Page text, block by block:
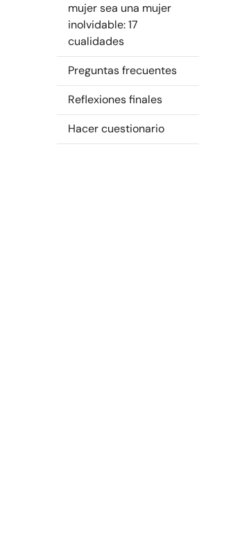
mujer sea una mujer
inolvidable: 17
cualidades
Preguntas frecuentes
Reflexiones finales
Hacer cuestionario